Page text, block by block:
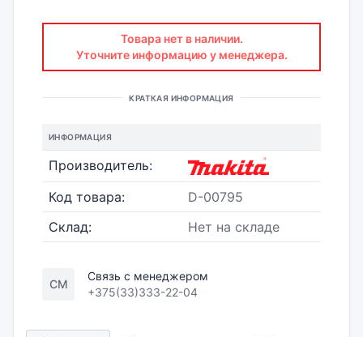
Товара нет в наличии.
Уточните информацию у менеджера.
КРАТКАЯ ИНФОРМАЦИЯ
ИНФОРМАЦИЯ
Производитель:
Код товара:
D-00795
Склад:
Нет на складе
СМ
Связь с менеджером
+375(33)333-22-04